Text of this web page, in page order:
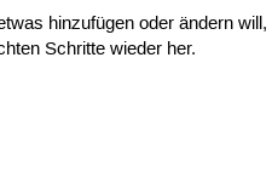
hinzufügen oder ändern
Schritte wieder her.